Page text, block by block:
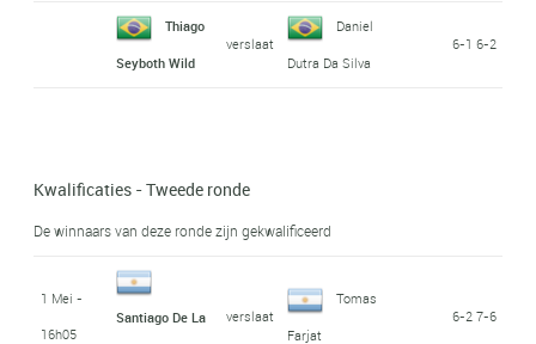
Thiago
Seyboth Wild
verslaat
Daniel
Dutra Da Silva
6-1 6-2
Kwalificaties - Tweede ronde
De winnaars van deze ronde zijn gekwalificeerd
1 Mei -
16h05
Santiago De La
verslaat
Tomas
Farjat
6-2 7-6